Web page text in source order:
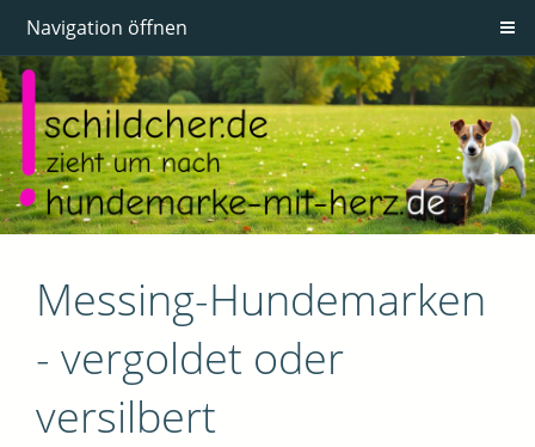
Navigation öffnen
Messing-Hundemarken
- vergoldet oder
versilbert